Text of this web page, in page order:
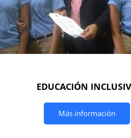
EDUCACIÓN
Más información